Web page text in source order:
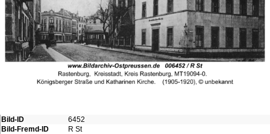
Bild-ID
6452
Bild-Fremd-ID
R St